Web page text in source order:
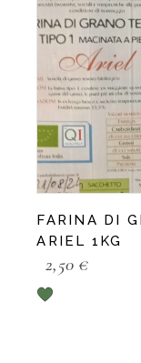
nella
pagina
del
prodotto
FARINA DI
ARIEL 1KG
2,50 €